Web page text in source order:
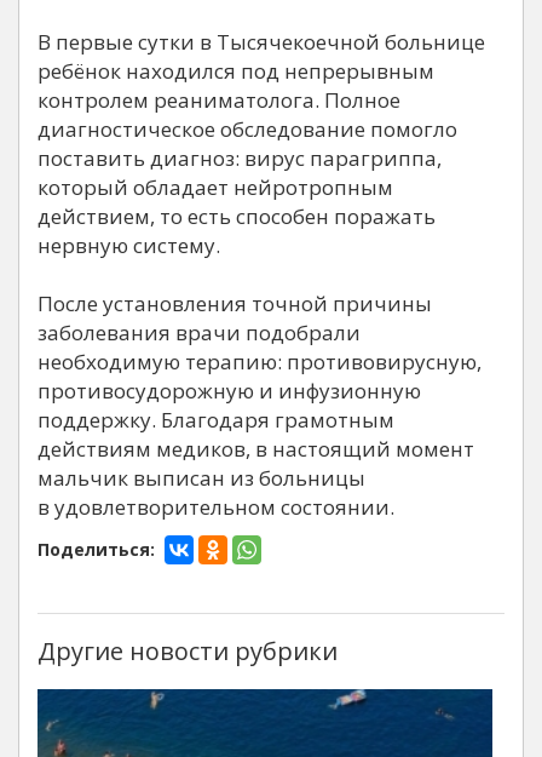
В первые сутки в Тысячекоечной больнице
ребёнок находился под непрерывным
контролем реаниматолога. Полное
диагностическое обследование помогло
поставить диагноз: вирус парагриппа,
который обладает нейротропным
действием, то есть способен поражать
нервную систему.
После установления точной причины
заболевания врачи подобрали
необходимую терапию: противовирусную,
противосудорожную и инфузионную
поддержку. Благодаря грамотным
действиям медиков, в настоящий момент
мальчик выписан из больницы
в удовлетворительном состоянии.
Поделиться:
Другие новости рубрики